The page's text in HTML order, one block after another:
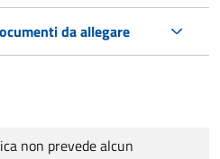
da allegare
non prevede alcun